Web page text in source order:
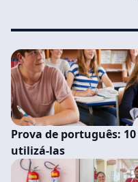
Prova de português:
utilizá-las